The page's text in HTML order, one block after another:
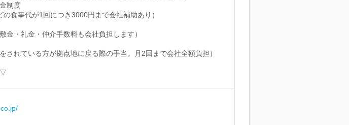
制度
の食事代が1回につき3000円まで会社補助あり）
金・礼金・仲介手数料も会社負担します）
されている方が拠点地に戻る際の手当。月2回まで会社全額負担）
▽